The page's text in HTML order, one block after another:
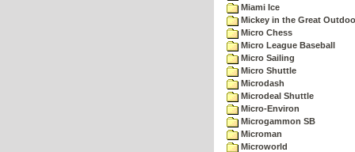
Miami Ice
Mickey in the Great
Micro Chess
Micro League Baseball
Micro Sailing
Micro Shuttle
Microdash
Microdeal Shuttle
Micro-Environ
Microgammon SB
Microman
Microworld